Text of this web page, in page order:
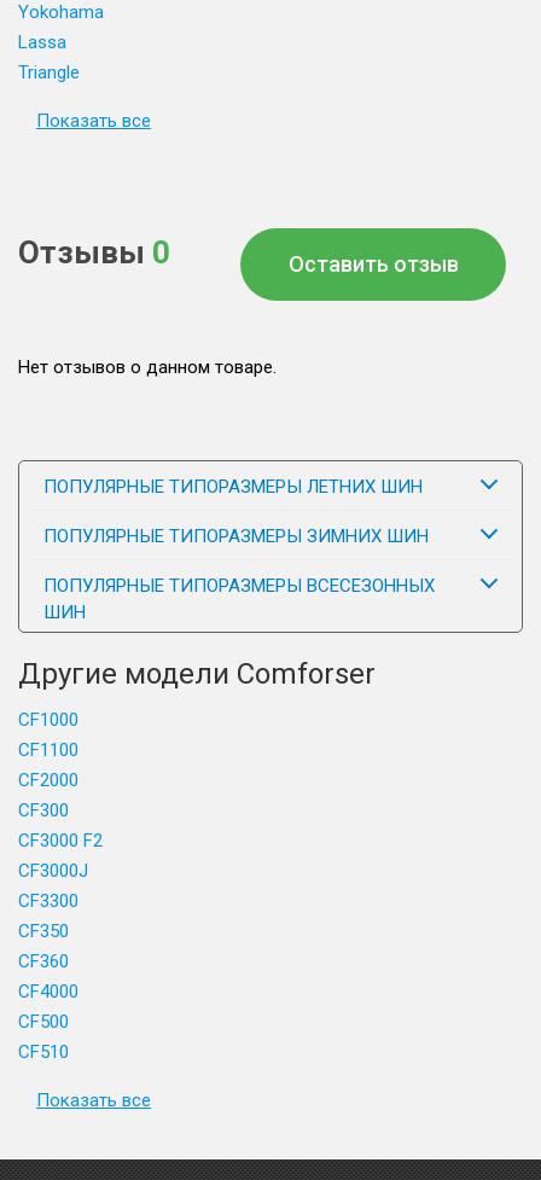
Yokohama
Lassa
Triangle
Показать все
Отзывы 0 Оставить отзыв
Нет отзывов о данном товаре.
ПОПУЛЯРНЫЕ ТИПОРАЗМЕРЫ ЛЕТНИХ ШИН
ПОПУЛЯРНЫЕ ТИПОРАЗМЕРЫ ЗИМНИХ ШИН
ПОПУЛЯРНЫЕ ТИПОРАЗМЕРЫ ВСЕСЕЗОННЫХ
ШИН
Другие модели Comforser
CF1000
CF1100
CF2000
CF300
CF3000 F2
CF3000J
CF3300
CF350
CF360
CF4000
CF500
CF510
Показать все